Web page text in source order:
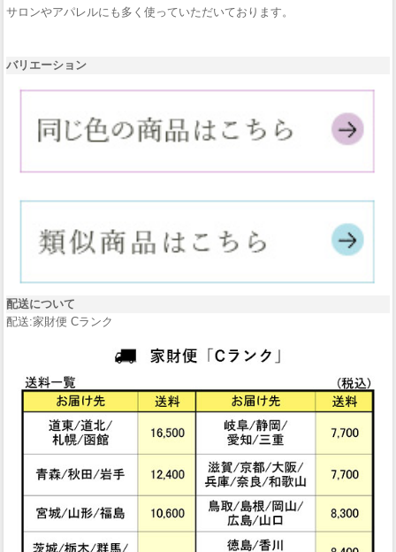
サロンやアパレルにも多く使っていただいております。
バリエーション
配送について
配送:家財便 Cランク